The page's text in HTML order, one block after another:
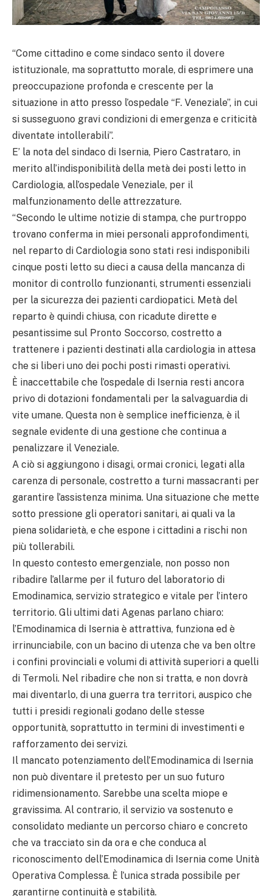
“Come cittadino e come sindaco sento il dovere
istituzionale, ma soprattutto morale, di esprimere una
preoccupazione profonda e crescente per la
situazione in atto presso l’ospedale “F. Veneziale”, in cui
si susseguono gravi condizioni di emergenza e criticità
diventate intollerabili”.
E’ la nota del sindaco di Isernia, Piero Castrataro, in
merito all’indisponibilità della metà dei posti letto in
Cardiologia, all’ospedale Veneziale, per il
malfunzionamento delle attrezzature.
“Secondo le ultime notizie di stampa, che purtroppo
trovano conferma in miei personali approfondimenti,
nel reparto di Cardiologia sono stati resi indisponibili
cinque posti letto su dieci a causa della mancanza di
monitor di controllo funzionanti, strumenti essenziali
per la sicurezza dei pazienti cardiopatici. Metà del
reparto è quindi chiusa, con ricadute dirette e
pesantissime sul Pronto Soccorso, costretto a
trattenere i pazienti destinati alla cardiologia in attesa
che si liberi uno dei pochi posti rimasti operativi.
Ѐ inaccettabile che l’ospedale di Isernia resti ancora
privo di dotazioni fondamentali per la salvaguardia di
vite umane. Questa non è semplice inefficienza, è il
segnale evidente di una gestione che continua a
penalizzare il Veneziale.
A ciò si aggiungono i disagi, ormai cronici, legati alla
carenza di personale, costretto a turni massacranti per
garantire l’assistenza minima. Una situazione che mette
sotto pressione gli operatori sanitari, ai quali va la
piena solidarietà, e che espone i cittadini a rischi non
più tollerabili.
In questo contesto emergenziale, non posso non
ribadire l’allarme per il futuro del laboratorio di
Emodinamica, servizio strategico e vitale per l’intero
territorio. Gli ultimi dati Agenas parlano chiaro:
l’Emodinamica di Isernia è attrattiva, funziona ed è
irrinunciabile, con un bacino di utenza che va ben oltre
i confini provinciali e volumi di attività superiori a quelli
di Termoli. Nel ribadire che non si tratta, e non dovrà
mai diventarlo, di una guerra tra territori, auspico che
tutti i presidi regionali godano delle stesse
opportunità, soprattutto in termini di investimenti e
rafforzamento dei servizi.
Il mancato potenziamento dell’Emodinamica di Isernia
non può diventare il pretesto per un suo futuro
ridimensionamento. Sarebbe una scelta miope e
gravissima. Al contrario, il servizio va sostenuto e
consolidato mediante un percorso chiaro e concreto
che va tracciato sin da ora e che conduca al
riconoscimento dell’Emodinamica di Isernia come Unità
Operativa Complessa. Ѐ l’unica strada possibile per
garantirne continuità e stabilità.